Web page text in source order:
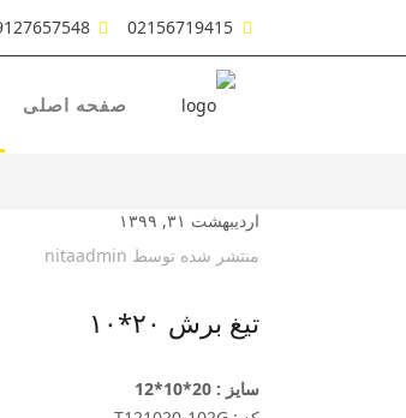
02156719415
صفحه اصلی
اردیبهشت ۳۱, ۱۳۹۹
منتشر شده توسط nitaadmin
تیغ برش ۲۰*۱۰
سایز : 20*10*12